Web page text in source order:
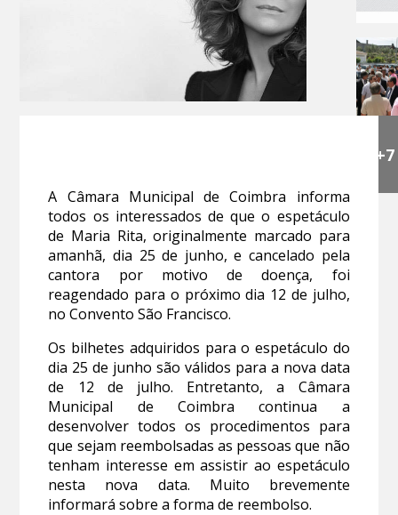
+7
A Câmara Municipal de Coimbra informa
todos os interessados de que o espetáculo
de Maria Rita, originalmente marcado para
amanhã, dia 25 de junho, e cancelado pela
cantora por motivo de doença, foi
reagendado para o próximo dia 12 de julho,
no Convento São Francisco.
Os bilhetes adquiridos para o espetáculo do
dia 25 de junho são válidos para a nova data
de 12 de julho. Entretanto, a Câmara
Municipal de Coimbra continua a
desenvolver todos os procedimentos para
que sejam reembolsadas as pessoas que não
tenham interesse em assistir ao espetáculo
nesta nova data. Muito brevemente
informará sobre a forma de reembolso.